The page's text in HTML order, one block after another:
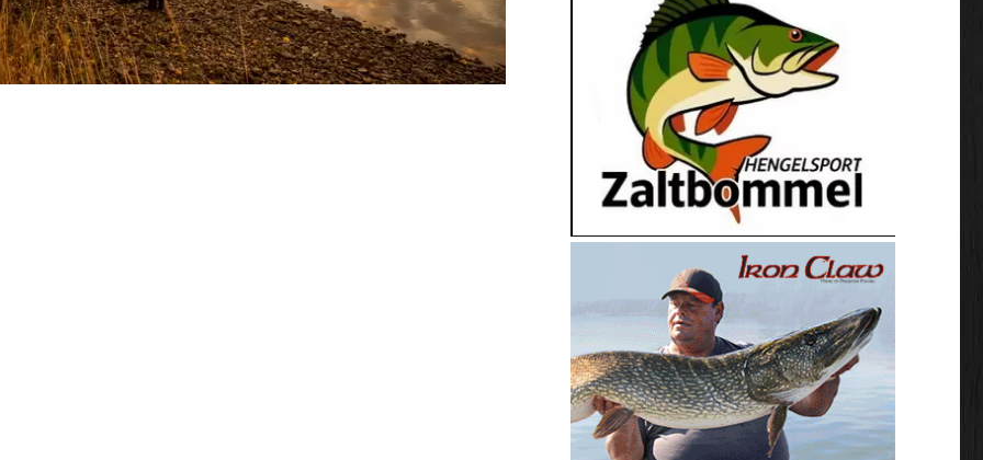
en IJsselbarbelen in slotaflevering VIS TV”